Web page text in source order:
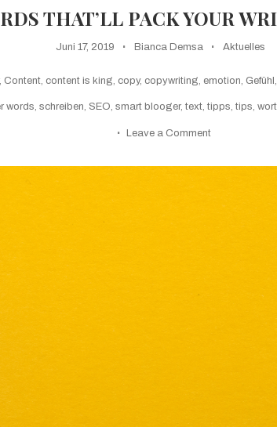
THAT’LL PACK YOUR
Juni 17, 2019 Bianca Demsa Aktuelles
Content, content is king, copy, copywriting, emotion, Gefühl ,
words, schreiben, SEO, smart blooger, text, tipps, tips, wort
Leave a Comment